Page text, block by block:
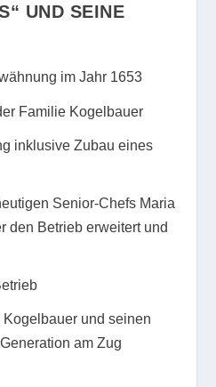
UND SEINE
im Jahr 1653
Familie Kogelbauer
inklusive Zubau eines
Senior-Chefs Maria
den Betrieb erweitert und
und seinen
am Zug